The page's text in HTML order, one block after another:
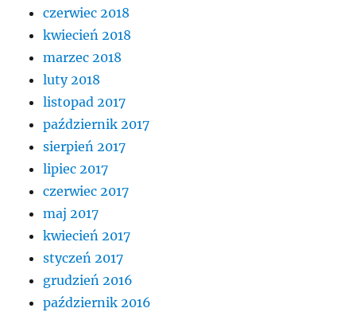
czerwiec 2018
kwiecień 2018
marzec 2018
luty 2018
listopad 2017
październik 2017
sierpień 2017
lipiec 2017
czerwiec 2017
maj 2017
kwiecień 2017
styczeń 2017
grudzień 2016
październik 2016